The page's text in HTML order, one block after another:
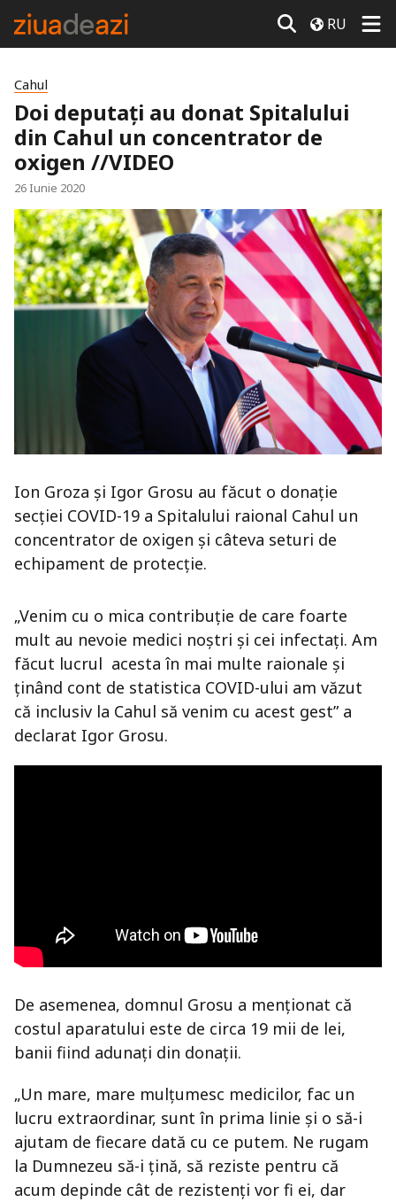
RU
Cahul
Doi deputați au donat Spitalului
din Cahul un concentrator de
oxigen //VIDEO
26 Iunie 2020
Ion Groza și Igor Grosu au făcut o donație
secției COVID-19 a Spitalului raional Cahul un
concentrator de oxigen și câteva seturi de
echipament de protecție.
„Venim cu o mica contribuție de care foarte
mult au nevoie medici noștri și cei infectați. Am
făcut lucrul acesta în mai multe raionale și
ținând cont de statistica COVID-ului am văzut
că inclusiv la Cahul să venim cu acest gest” a
declarat Igor Grosu.
De asemenea, domnul Grosu a menționat că
costul aparatului este de circa 19 mii de lei,
banii fiind adunați din donații.
„Un mare, mare mulțumesc medicilor, fac un
lucru extraordinar, sunt în prima linie și o să-i
ajutam de fiecare dată cu ce putem. Ne rugam
la Dumnezeu să-i țină, să reziste pentru că
acum depinde cât de rezistenți vor fi ei, dar